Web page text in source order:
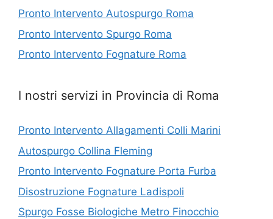
Pronto Intervento Autospurgo Roma
Pronto Intervento Spurgo Roma
Pronto Intervento Fognature Roma
I nostri servizi in Provincia di Roma
Pronto Intervento Allagamenti Colli Marini
Autospurgo Collina Fleming
Pronto Intervento Fognature Porta Furba
Disostruzione Fognature Ladispoli
Spurgo Fosse Biologiche Metro Finocchio